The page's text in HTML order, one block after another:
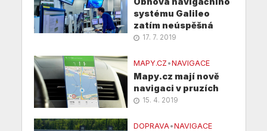
systému Galileo
zatím neúspěšná
17. 7. 2019
MAPY.CZ •NAVIGACE
Mapy.cz mají nově
navigaci v pruzích
15. 4. 2019
DOPRAVA•NAVIGACE